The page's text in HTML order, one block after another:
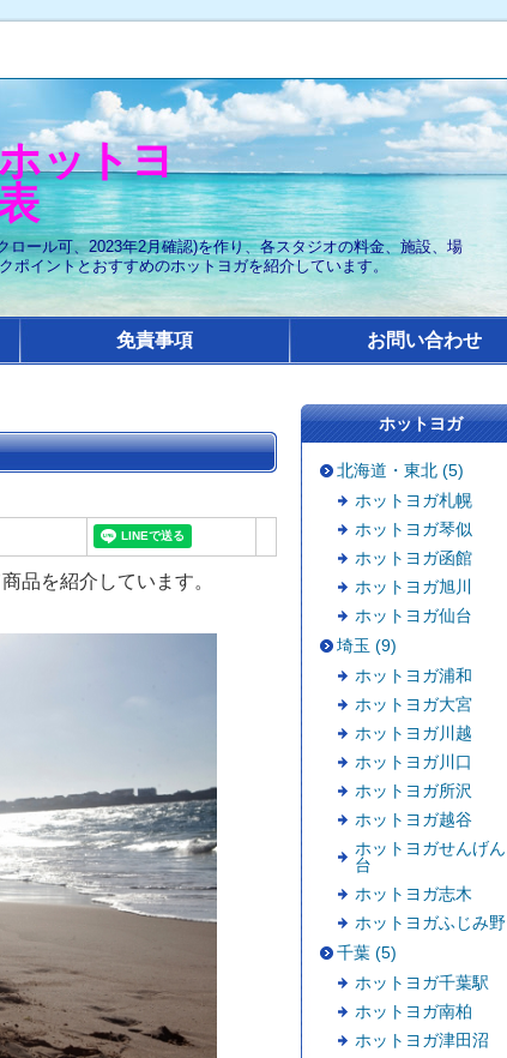
ットヨ
ール可、2023年2月確認)を作り、各スタジオの料金、施設、場
イントとおすすめのホットヨガを紹介しています。
品を紹介しています。
ホットヨガ
北海道・東北 (5)
ホットヨガ札幌
ホットヨガ琴似
ホットヨガ函館
ホットヨガ旭川
ホットヨガ仙台
埼玉 (9)
ホットヨガ浦和
ホットヨガ大宮
ホットヨガ川越
ホットヨガ川口
ホットヨガ所沢
ホットヨガ越谷
ホットヨガせんげん
台
ホットヨガ志木
ホットヨガふじみ野
千葉 (5)
ホットヨガ千葉駅
ホットヨガ南柏
ホットヨガ津田沼
免責事項 お問い合わせ